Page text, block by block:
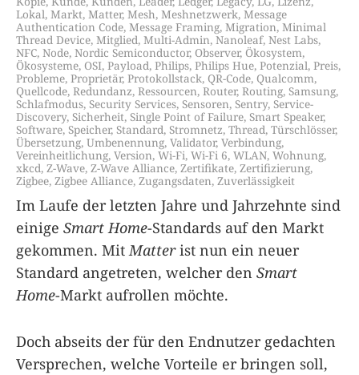
Lokal, Markt, Matter, Mesh, Meshnetzwerk, Message
Authentication Code, Message Framing, Migration, Minimal
Thread Device, Mitglied, Multi-Admin, Nanoleaf, Nest Labs,
NFC, Node, Nordic Semiconductor, Observer, Ökosystem,
Ökosysteme, OSI, Payload, Philips, Philips Hue, Potenzial, Preis,
Probleme, Proprietär, Protokollstack, QR-Code, Qualcomm,
Quellcode, Redundanz, Ressourcen, Router, Routing, Samsung,
Schlafmodus, Security Services, Sensoren, Sentry, Service-
Discovery, Sicherheit, Single Point of Failure, Smart Speaker,
Software, Speicher, Standard, Stromnetz, Thread, Türschlösser,
Übersetzung, Umbenennung, Validator, Verbindung,
Vereinheitlichung, Version, Wi-Fi, Wi-Fi 6, WLAN, Wohnung,
xkcd, Z-Wave, Z-Wave Alliance, Zertifikate, Zertifizierung,
Zigbee, Zigbee Alliance, Zugangsdaten, Zuverlässigkeit
Im Laufe der letzten Jahre und Jahrzehnte sind
einige Smart Home-Standards auf den Markt
gekommen. Mit Matterist nun ein neuer
Standard angetreten, welcher den Smart
Home-Markt aufrollen möchte.
Doch abseits der für den Endnutzer gedachten
Versprechen, welche Vorteile er bringen soll,